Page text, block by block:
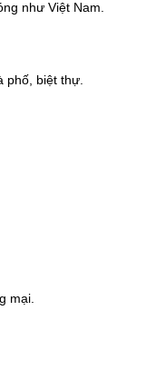
như Việt Nam.
phố, biệt thự.
mại.